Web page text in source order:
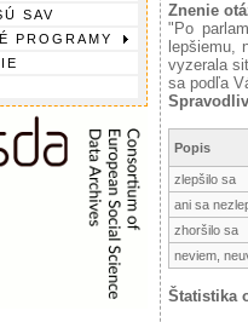
SAV
PROGRAMY
Znenie
"Po
lepšiemu,
vyzerala
sa podľa
Popis
zlepšilo sa
ani sa
zhoršilo sa
neviem,
Štatistika